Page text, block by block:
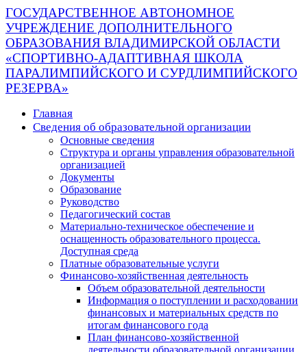
ГОСУДАРСТВЕННОЕ АВТОНОМНОЕ
УЧРЕЖДЕНИЕ ДОПОЛНИТЕЛЬНОГО
ОБРАЗОВАНИЯ ВЛАДИМИРСКОЙ ОБЛАСТИ
«СПОРТИВНО-АДАПТИВНАЯ ШКОЛА
ПАРАЛИМПИЙСКОГО И СУРДЛИМПИЙСКОГО
РЕЗЕРВА»
Главная
Сведения об образовательной организации
Основные сведения
Структура и органы управления образовательной
организацией
Документы
Образование
Руководство
Педагогический состав
Материально-техническое обеспечение и
оснащенность образовательного процесса.
Доступная среда
Платные образовательные услуги
Финансово-хозяйственная деятельность
Объем образовательной деятельности
Информация о поступлении и расходовании
финансовых и материальных средств по
итогам финансового года
План финансово-хозяйственной
деятельности образовательной организации